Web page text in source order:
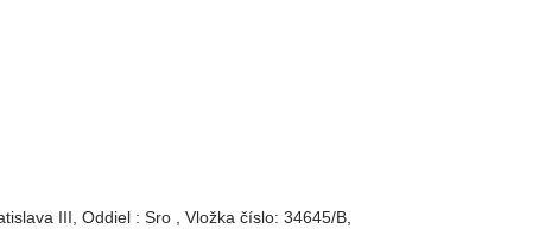
III, Oddiel : Sro , Vložka číslo: 34645/B,